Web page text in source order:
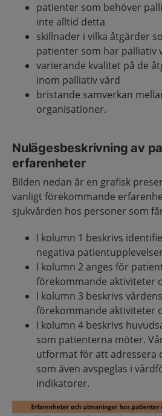
patienter som behöver
inte alltid detta
skillnader i vilka åtgärder
patienter som har palliativ
varierande kvalitet på de
inom palliativ vård
bristande samverkan
organisationer.
Nulägesbeskrivning av
erfarenheter
Bilden nedan är en grafisk
vanligt förekommande
sjukvården hos personer som
I kolumn 1 beskrivs
negativa
I kolumn 2 anges för
förekommande aktiviteter
I kolumn 3 beskrivs
förekommande aktiviteter
I kolumn 4 beskrivs
som patienterna möter.
utformat för att adressera
som även avspeglas i
indikatorer.